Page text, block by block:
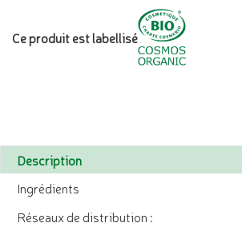
Ce produit est labellisé
Description
Ingrédients
Réseaux de distribution :